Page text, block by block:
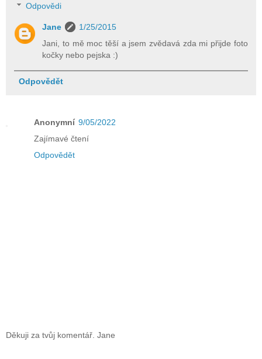
Odpovědi
Jane
1/25/2015
Jani, to mě moc těší a jsem zvědavá zda mi přijde foto
kočky nebo pejska :)
Odpovědět
Anonymní 9/05/2022
Zajímavé čtení
Odpovědět
Děkuji za tvůj komentář. Jane